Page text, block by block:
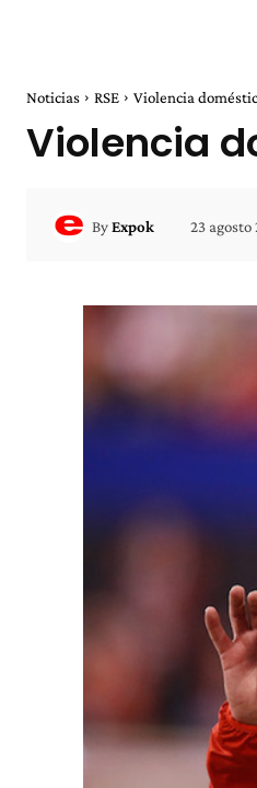
Noticias RSE Violencia
Violencia
ByExpok 23 agosto